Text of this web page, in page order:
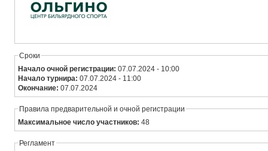
Сроки
Начало очной регистрации:07.07.2024 - 10:00
Начало турнира:07.07.2024 - 11:00
Окончание:07.07.2024
Правила предварительной и очной регистрации
Максимальное число участников:48
Регламент